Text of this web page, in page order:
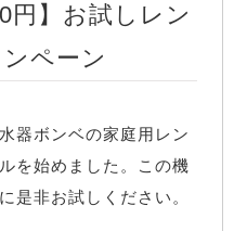
円】お試しレン
ペーン
器ボンベの家庭用レン
を始めました。この機
是非お試しください。